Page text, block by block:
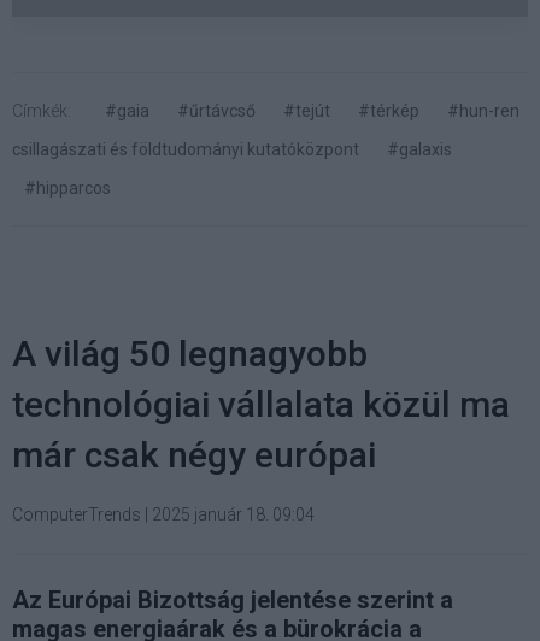
Címkék: #gaia #űrtávcső #tejút #térkép
#hun-ren
csillagászati és földtudományi kutatóközpont
#galaxis
#hipparcos
A világ 50 legnagyobb
technológiai vállalata közül ma
már csak négy európai
ComputerTrends 2025 január 18. 09:04
Az Európai Bizottság jelentése szerint a
magas energiaárak és a bürokrácia a